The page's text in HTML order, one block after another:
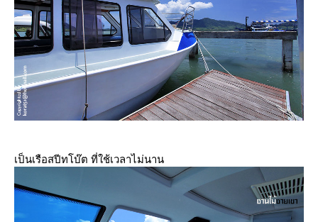
เป็นเรือสปีทโบ๊ต ที่ใช้เวลาไม่นาน